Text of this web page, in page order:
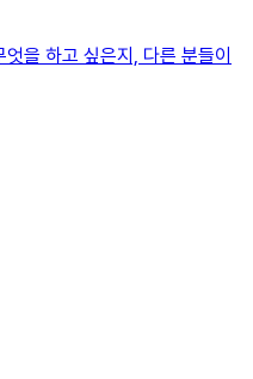
을 하고 싶은지, 다른 분들이